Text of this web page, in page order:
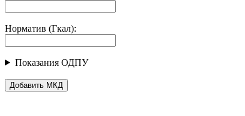
Норматив (Гкал):
Показания ОДПУ